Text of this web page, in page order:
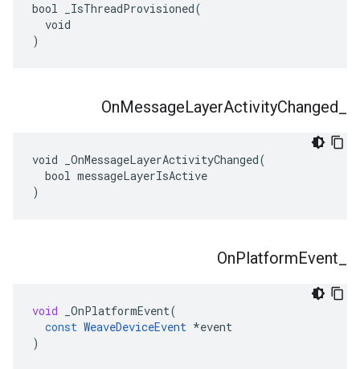
bool _IsThreadProvisioned(
  void
)
OnMessageLayerActivityChanged
void _OnMessageLayerActivityChanged(
  bool messageLayerIsActive
)
OnPlatformEvent
void _OnPlatformEvent(
const WeaveDeviceEvent *event
)